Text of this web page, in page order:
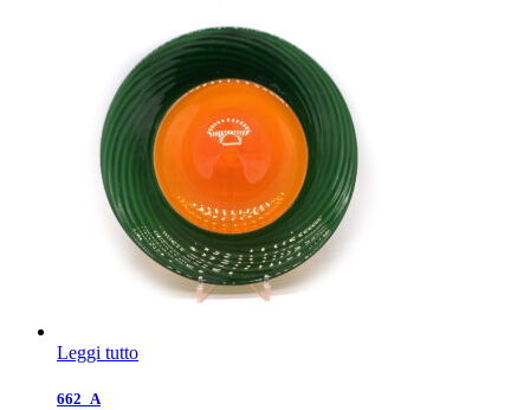
Leggi tutto
662_A